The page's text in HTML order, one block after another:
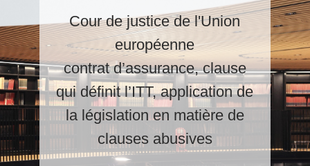
Cour de justice de l'Union
européenne
contrat d’assurance, clause
qui définit l’ITT, application de
la législation en matière de
clauses abusives